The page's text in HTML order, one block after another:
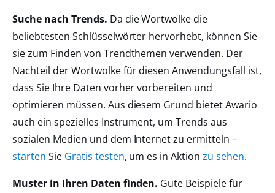
Suche nach Trends. Da die Wortwolke die
beliebtesten Schlüsselwörter hervorhebt, können Sie
sie zum Finden von Trendthemen verwenden. Der
Nachteil der Wortwolke für diesen Anwendungsfall ist,
dass Sie Ihre Daten vorher vorbereiten und
optimieren müssen. Aus diesem Grund bietet Awario
auch ein spezielles Instrument, um Trends aus
sozialen Medien und dem Internet zu ermitteln –
starten Sie Gratis testen, um es in Aktionzu sehen.
Muster in Ihren Daten finden. Gute Beispiele für